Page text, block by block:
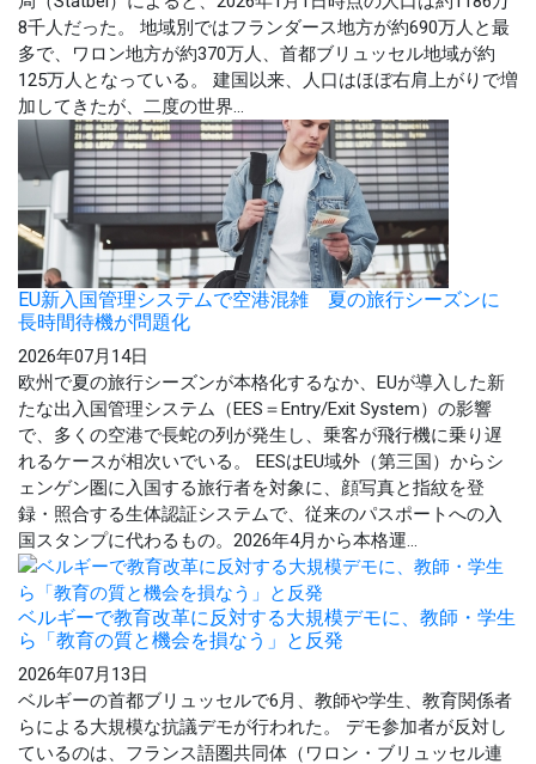
8千人だった。 地域別ではフランダース地方が約690万人と最
多で、ワロン地方が約370万人、首都ブリュッセル地域が約
125万人となっている。 建国以来、人口はほぼ右肩上がりで増
加してきたが、二度の世界...
EU新入国管理システムで空港混雑 夏の旅行シーズンに
長時間待機が問題化
2026年07月14日
欧州で夏の旅行シーズンが本格化するなか、EUが導入した新
たな出入国管理システム（EES＝Entry/Exit System）の影響
で、多くの空港で長蛇の列が発生し、乗客が飛行機に乗り遅
れるケースが相次いでいる。 EESはEU域外（第三国）からシ
ェンゲン圏に入国する旅行者を対象に、顔写真と指紋を登
録・照合する生体認証システムで、従来のパスポートへの入
国スタンプに代わるもの。2026年4月から本格運...
ベルギーで教育改革に反対する大規模デモに、教師・学生
ら「教育の質と機会を損なう」と反発
2026年07月13日
ベルギーの首都ブリュッセルで6月、教師や学生、教育関係者
らによる大規模な抗議デモが行われた。 デモ参加者が反対し
ているのは、フランス語圏共同体（ワロン・ブリュッセル連